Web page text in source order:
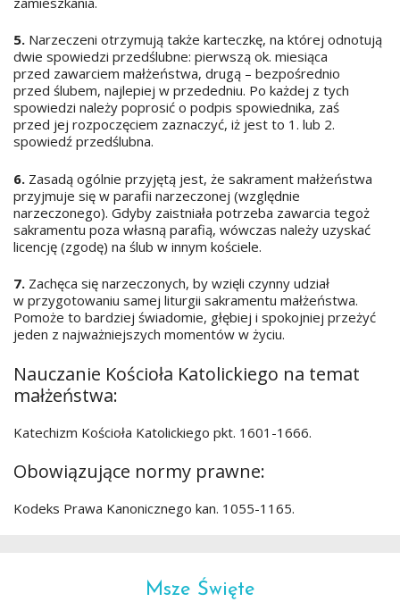
5. Narzeczeni otrzymują także karteczkę, na której odnotują
dwie spowiedzi przedślubne: pierwszą ok. miesiąca
przed zawarciem małżeństwa, drugą – bezpośrednio
przed ślubem, najlepiej w przededniu. Po każdej z tych
spowiedzi należy poprosić o podpis spowiednika, zaś
przed jej rozpoczęciem zaznaczyć, iż jest to 1. lub 2.
spowiedź przedślubna.
6. Zasadą ogólnie przyjętą jest, że sakrament małżeństwa
przyjmuje się w parafii narzeczonej (względnie
narzeczonego). Gdyby zaistniała potrzeba zawarcia tegoż
sakramentu poza własną parafią, wówczas należy uzyskać
licencję (zgodę) na ślub w innym kościele.
7. Zachęca się narzeczonych, by wzięli czynny udział
w przygotowaniu samej liturgii sakramentu małżeństwa.
Pomoże to bardziej świadomie, głębiej i spokojniej przeżyć
jeden z najważniejszych momentów w życiu.
Nauczanie Kościoła Katolickiego na temat
małżeństwa:
Katechizm Kościoła Katolickiego pkt. 1601-1666.
Obowiązujące normy prawne:
Kodeks Prawa Kanonicznego kan. 1055-1165.
Msze Święte